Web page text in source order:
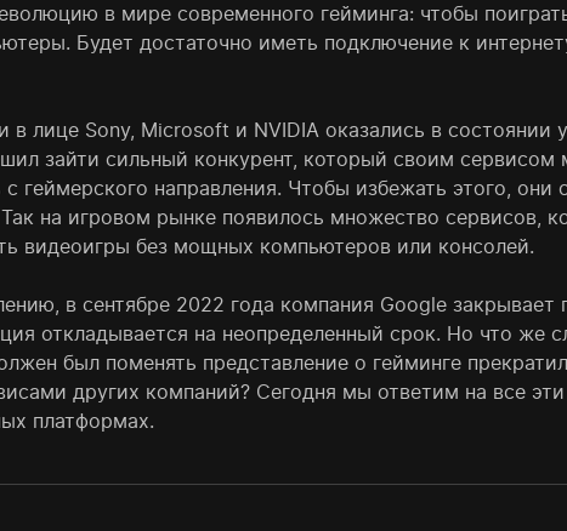
в мире современного гейминга: чтобы
Будет достаточно иметь подключение к
в лице Sony, Microsoft и NVIDIA оказались в состоянии
зайти сильный конкурент, который своим сервисом
геймерского направления. Чтобы избежать этого, они
на игровом рынке появилось множество сервисов,
видеоигры без мощных компьютеров или консолей.
в сентябре 2022 года компания Google
откладывается на неопределенный срок. Но что же
был поменять представление о гейминге
других компаний? Сегодня мы ответим на все
платформах.